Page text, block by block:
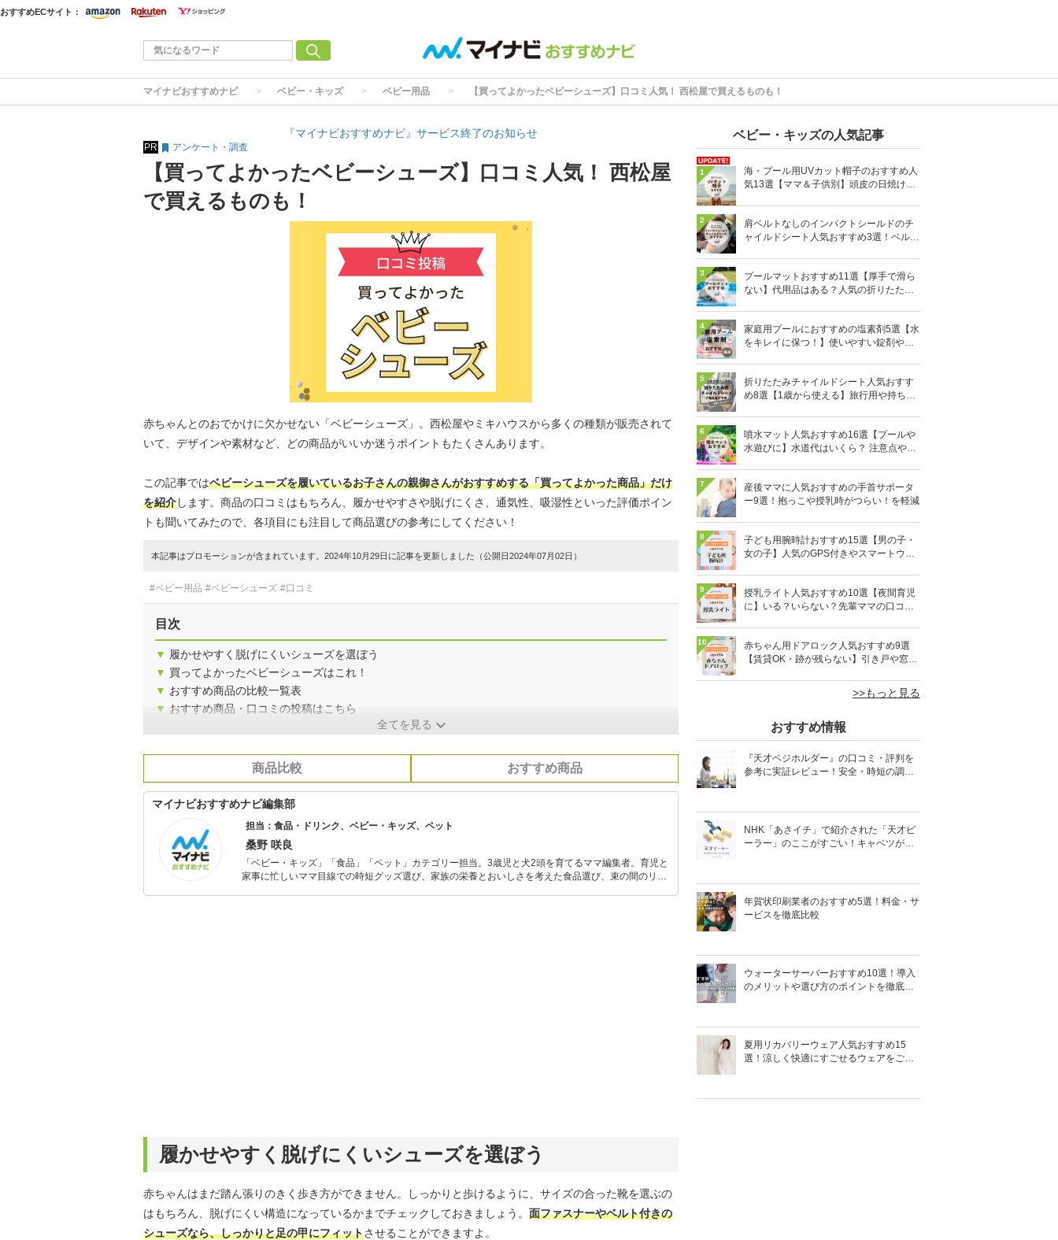
おすすめECサイト：
マイナビおすすめナビ ベビー・キッズ ベビー用品 【買ってよかったベビーシューズ】口コミ人気！ 西松屋で買えるものも！
『マイナビおすすめナビ』サービス終了のお知らせ
PR アンケート・調査
【買ってよかったベビーシューズ】口コミ人気！ 西松屋
で買えるものも！
赤ちゃんとのおでかけに欠かせない「ベビーシューズ」。西松屋やミキハウスから多くの種類が販売されて
いて、デザインや素材など、どの商品がいいか迷うポイントもたくさんあります。
この記事ではベビーシューズを履いているお子さんの親御さんがおすすめする「買ってよかった商品」だけ
を紹介します。商品の口コミはもちろん、履かせやすさや脱げにくさ、通気性、吸湿性といった評価ポイン
トも聞いてみたので、各項目にも注目して商品選びの参考にしてください！
本記事はプロモーションが含まれています。2024年10月29日に記事を更新しました（公開日2024年07月02日）
#ベビー用品 #ベビーシューズ #口コミ
目次
▼
履かせやすく脱げにくいシューズを選ぼう
▼ 買ってよかったベビーシューズはこれ！
▼ おすすめ商品の比較一覧表
▼ おすすめ商品・口コミの投稿はこちら
全てを見る
商品比較 おすすめ商品
マイナビおすすめナビ編集部
担当：食品・ドリンク、ベビー・キッズ、ペット
桑野 咲良
「ベビー・キッズ」「食品」「ペット」カテゴリー担当。3歳児と犬2頭を育てるママ編集者。育児と
家事に忙しいママ目線での時短グッズ選び、家族の栄養とおいしさを考えた食品選び、束の間のリラ
履かせやすく脱げにくいシューズを選ぼう
赤ちゃんはまだ踏ん張りのきく歩き方ができません。しっかりと歩けるように、サイズの合った靴を選ぶの
はもちろん、脱げにくい構造になっているかまでチェックしておきましょう。 面ファスナーやベルト付きの
シューズなら、しっかりと足の甲にフィットさせることができますよ。
ベビー・キッズの人気記事
1
海・プール用UVカット帽子のおすすめ人
気13選【ママ＆子供別】頭皮の日焼け対
2
肩ベルトなしのインパクトシールドのチ
ャイルドシート人気おすすめ3選！ベルト
3
プールマットおすすめ11選【厚手で滑ら
ない】代用品はある？人気の折りたたみ
4
家庭用プールにおすすめの塩素剤5選【水
をキレイに保つ！】使いやすい錠剤やパ
5
折りたたみチャイルドシート人気おすす
め8選【1歳から使える】旅行用や持ち運
6
噴水マット人気おすすめ16選【プールや
水遊びに】水道代はいくら？ 注意点やデ
7
産後ママに人気おすすめの手首サポータ
ー9選！抱っこや授乳時がつらい！を軽減
8
子ども用腕時計おすすめ15選【男の子・
女の子】人気のGPS付きやスマートウォ
9
授乳ライト人気おすすめ10選【夜間育児
に】いる？いらない？先輩ママの口コミ
10
赤ちゃん用ドアロック人気おすすめ9選
【賃貸OK・跡が残らない】引き戸や窓対
>>もっと見る
おすすめ情報
『天才ベジホルダー』の口コミ・評判を
参考に実証レビュー！安全・時短の調理
NHK「あさイチ」で紹介された「天才ピ
ーラー」のここがすごい！キャベツがほ
年賀状印刷業者のおすすめ5選！料金・サ
ービスを徹底比較
ウォーターサーバーおすすめ10選！導入
のメリットや選び方のポイントを徹底解
夏用リカバリーウェア人気おすすめ15
選！涼しく快適にすごせるウェアをご紹